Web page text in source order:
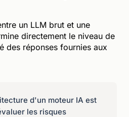
un LLM brut et une
directement le niveau de
des réponses fournies aux
d'un moteur IA est
les risques